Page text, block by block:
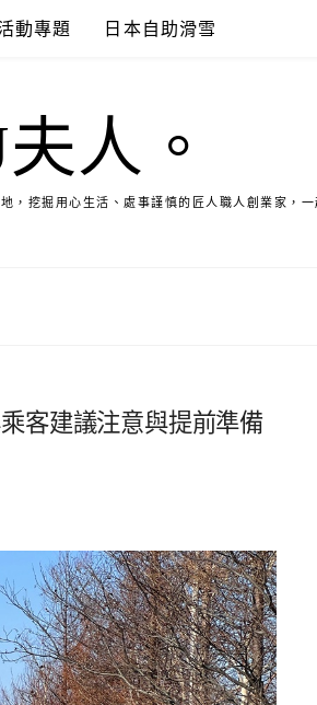
動專題 日本自助滑雪
夫人。
，挖掘用心生活、處事謹慎的匠人職人創業家，一
客建議注意與提前準備